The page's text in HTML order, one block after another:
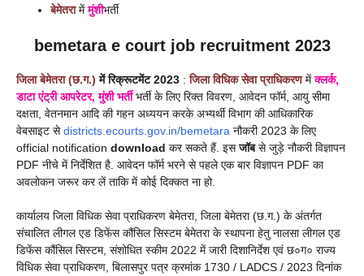
बेमेतरामेंमुंशीभर्ती
bemetara e court job recruitment2023
जिला बेमेतरा (छ.ग.) में रिक्रूटमेंट 2023 :जिला विधिक सेवा प्राधिकरण मेंक्लर्क,
डाटा एंट्री आपरेटर, मुंशीभर्तीभर्ती के लिए रिक्त विवरण, आवेदन फॉर्म, आयु सीमा
दक्षता, वेतनमान आदि की गहन अध्ययन करके अभ्यर्थी विभाग की आधिकारिक
वेबसाइट सेdistricts.ecourts.gov.in/bemetara नौकरी 2023 के लिए
official notification download कर सकते हैं. इसजॉबसे जुड़े नौकरी विज्ञापन
PDF नीचे में निर्देशित है. आवेदन फॉर्म भरने से पहले एक बार विज्ञापन PDF का
अवलोकन जरूर कर लें ताकि में कोई दिक्कत ना हो.
कार्यालय जिला विधिक सेवा प्राधिकरण बेमेतरा, जिला बेमेतरा (छ.ग.) के अंतर्गत
संचालित लीगल एड डिफेंस कौंसिल सिस्टम बेमेतरा के स्थापना हेतु नालसा लीगल एड
डिफेंस कौंसिल सिस्टम, संशोधित स्कीम 2022 में जारी दिशानिर्देश एवं छ०ग० राज्य
विधिक सेवा प्राधिकरण, बिलासपुर पत्र क्रमांक 1730 / LADCS / 2023 दिनांक